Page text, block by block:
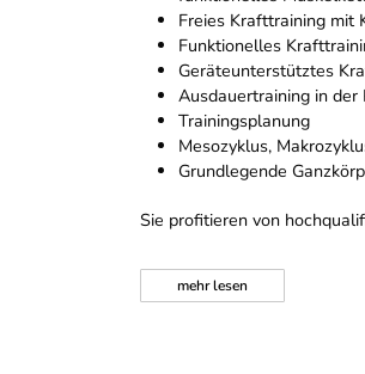
Freies Krafttraining mit
Funktionelles
Geräteunterstütztes
Ausdauertraining in der
Trainingsplanung
Mesozyklus,
Grundlegende
Sie profitieren von
mehrlesen